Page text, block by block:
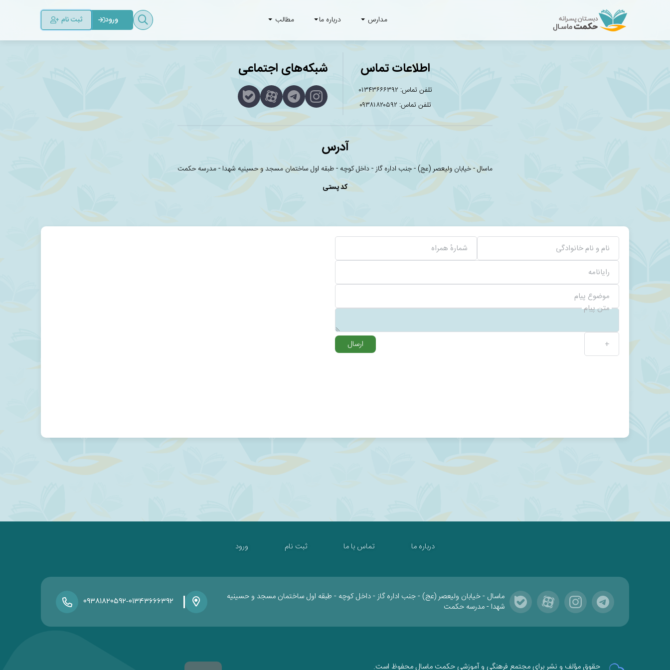
مدارس درباره ما مطالب ورود ثبت نام
اطلاعات تماس
تلفن تماس: ۰۱۳۴۳۶۶۶۳۹۲
تلفن تماس: ۰۹۳۸۱۸۲۰۵۹۲
شبکه‌های اجتماعی
آدرس
ماسال - خیابان ولیعصر (عج) - جنب اداره گاز - داخل کوچه - طبقه اول ساختمان مسجد و حسینیه شهدا - مدرسه حکمت
کد پستی
نام و نام خانوادگی
شمارهٔ همراه
رایانامه
موضوع پیام
متن پیام
+ ارسال
درباره ما تماس با ما ثبت نام ورود
ماسال - خیابان ولیعصر (عج) - جنب اداره گاز - داخل کوچه - طبقه اول ساختمان مسجد و حسینیه
شهدا - مدرسه حکمت
۰۱۳۴۳۶۶۶۳۹۲-۰۹۳۸۱۸۲۰۵۹۲
حقوق مؤلف و نشر برای مجتمع فرهنگی و آموزشی حکمت ماسال محفوظ است.